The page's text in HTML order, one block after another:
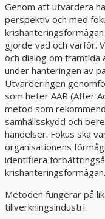
Genom att utvärdera
perspektiv och med
gjorde vad och varför.
och dialog om
under hanteringen av
Utvärderingen
som heter AAR (After
metod som
samhällsskydd och
händelser. Fokus ska
organisationens
identifiera
krishanteringsförmågan.
Metoden fungerar på
tillverkningsindustri.